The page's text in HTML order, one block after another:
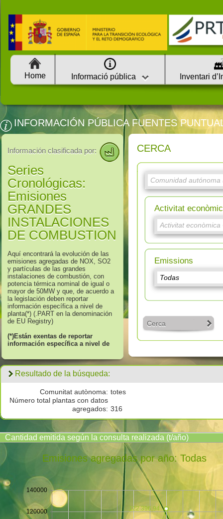
Home Informació pública Inventari
INFORMACIÓN PÚBLICA FUENTES
Información clasificada por:
Series
Cronológicas:
Emisiones
GRANDES
INSTALACIONES
DE COMBUSTION
Aquí encontrará la evolución de las
emisiones agregadas de NOX, SO2
y partículas de las grandes
instalaciones de combustión, con
potencia térmica nominal de igual o
mayor de 50MW y que, de acuerdo a
la legislación deben reportar
información específica a nivel de
planta(*) (.PART en la denominación
de EU Registry)
(*)Están exentas de reportar
información específica a nivel de
el ámbito de aplicación del
artículo 42 o, aquellas que no
cumplan con los requisitos de
adición del articulo 43, ambos del
Decreto 815/2013.
Para más información póngase en
bzn-prtr-es@miteco.es
CERCA
Activitat
Emissions
Cerca
Resultado de la búsqueda:
Comunitat autònoma: totes
Número total plantas con datos
agregados: 316
Cantidad emitida según la consulta realizada (t/año)
Emisiones agregadas por año: Todas
122.396,94
120000
140000